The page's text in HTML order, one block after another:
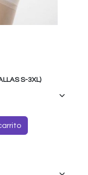
S-3XL)